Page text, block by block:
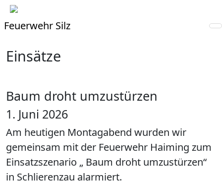
Feuerwehr Silz
Einsätze
Baum droht umzustürzen
1. Juni 2026
Am heutigen Montagabend wurden wir
gemeinsam mit der Feuerwehr Haiming zum
Einsatzszenario „ Baum droht umzustürzen“
in Schlierenzau alarmiert.